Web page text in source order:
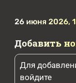
26 июня 2026,
Добавить
Для
войдите